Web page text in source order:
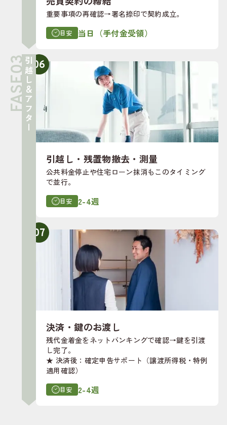
重要事項の再確認→署名捺印で契約成立。
目安 当日（手付金受領）
引越し＆アフター 06
引越し・残置物撤去・測量
公共料金停止や住宅ローン抹消もこのタイミング
で並行。
目安 2-4週
07
決済・鍵のお渡し
残代金着金をネットバンキングで確認→鍵を引渡
し完了。
★ 決済後：確定申告サポート（譲渡所得税・特例
適用確認）
目安 2-4週